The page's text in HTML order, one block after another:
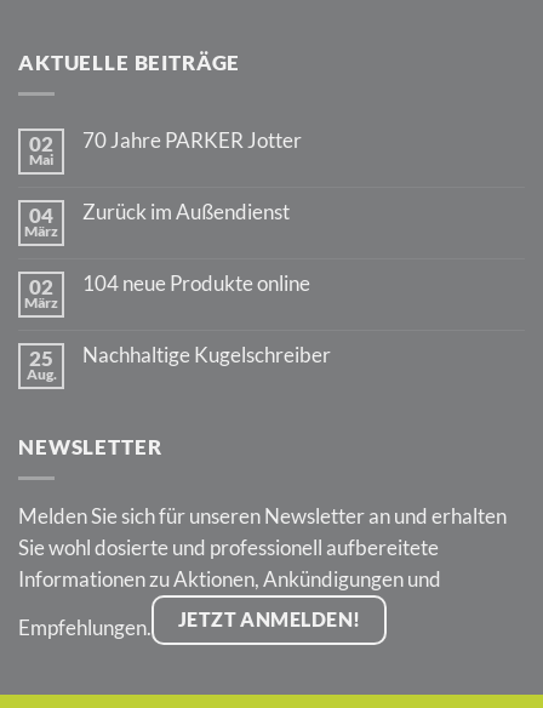
AKTUELLE BEITRÄGE
02
Mai
70 Jahre PARKER Jotter
zu
70
04
März
Zurück im Außendienst
zu
Zurück
02
März
104 neue Produkte online
zu
104
25
Aug.
Nachhaltige Kugelschreiber
Kugelschreiber
NEWSLETTER
Melden Sie sich für unseren Newsletter an und erhalten
Sie wohl dosierte und professionell aufbereitete
Informationen zu Aktionen, Ankündigungen und
Empfehlungen.
JETZT ANMELDEN!